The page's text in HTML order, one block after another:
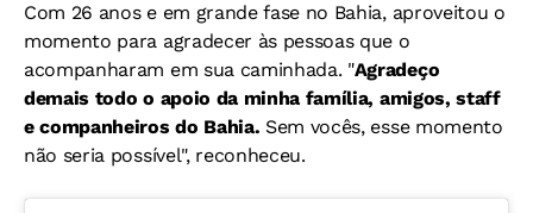
Com 26 anos e em grande fase no Bahia, aproveitou o
momento para agradecer às pessoas que o
acompanharam em sua caminhada. "Agradeço
demais todo o apoio da minha família, amigos, staff
e companheiros do Bahia. Sem vocês, esse momento
não seria possível", reconheceu.